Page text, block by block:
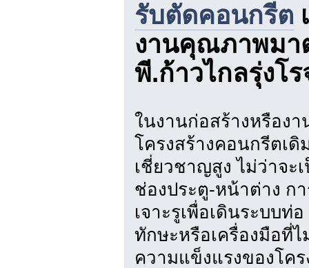
รับตัดคอนกรีต
งานคุณภาพมา
พี.ก้าวไกลรุ่งโ
ในงานก่อสร้างหรือง
โครงสร้างคอนกรีตเดิ
เชี่ยวชาญสูง ไม่ว่าจะ
ช่องประตู-หน้าต่าง ก
เจาะรูเพื่อเดินระบบท่
ทักษะหรือเครื่องมือที่
ความแข็งแรงของโค